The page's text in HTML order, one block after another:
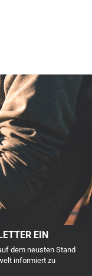
EIN
dem neusten Stand
informiert zu